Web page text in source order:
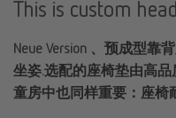
This is custom
Neue Version 、预成型靠
坐姿.选配的座椅垫由高
童房中也同样重要：座椅